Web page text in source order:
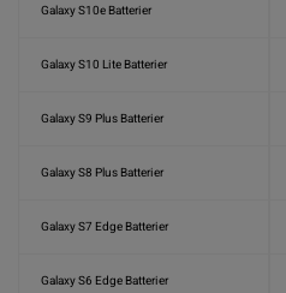
Galaxy S10e Batterier
Galaxy S10 Lite Batterier
Galaxy S9 Plus Batterier
Galaxy S8 Plus Batterier
Galaxy S7 Edge Batterier
Galaxy S6 Edge Batterier